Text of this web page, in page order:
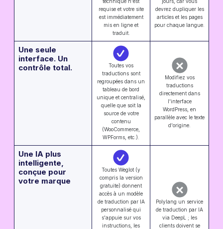
requise et votre site
est immédiatement
mis en ligne et
traduit.
devrez dupliquer les
articles et les pages
pour chaque langue.
Une seule
interface. Un
contrôle total.
Toutes vos
traductions sont
regroupées dans un
tableau de bord
unique et centralisé,
quelle que soit la
source de votre
contenu
(WooCommerce,
WPForms, etc.).
Modifiez vos
traductions
directement dans
l'interface
WordPress, en
parallèle avec le texte
d'origine.
Une IA plus
intelligente,
conçue pour
votre marque
Toutes Weglot (y
compris la version
gratuite) donnent
accès à un modèle
de traduction par IA
personnalisé qui
s'appuie sur vos
instructions, les
Polylang un service
de traduction par IA
via DeepL ; les
clients doivent se